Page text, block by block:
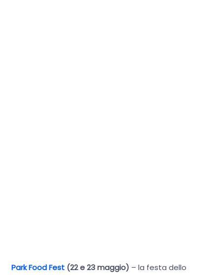
Park Food Fest(22 e 23 maggio) – la festa dello